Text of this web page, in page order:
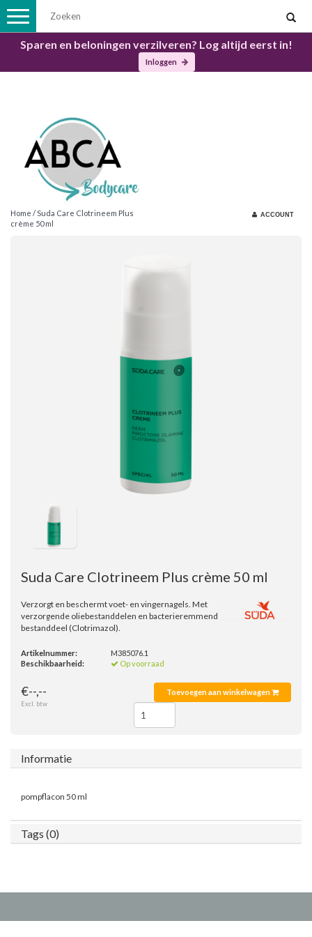
Sparen en beloningen verzilveren? Log altijd eerst in!
Inloggen
Toggle
navigation
Home /Suda Care Clotrineem Plus
crème 50 ml
ACCOUNT
Suda Care Clotrineem Plus crème 50 ml
Verzorgt en beschermt voet- en vingernagels. Met
verzorgende oliebestanddelen en bacterieremmend
bestanddeel (Clotrimazol).
Artikelnummer:
M385076.1
Beschikbaarheid:
Op voorraad
€--,--
Excl. btw
Toevoegen aan winkelwagen
Informatie
pompflacon 50 ml
Tags (0)